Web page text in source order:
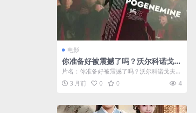
电影
你准备好被震撼了吗？沃尔科诺戈夫
上尉逃亡记 电影全集免费在线观看
片名：你准备好被震撼了吗？沃尔科诺戈夫上
尉逃亡记 电影全集免费在线观看 分类：电...
3 月前 0 0 4